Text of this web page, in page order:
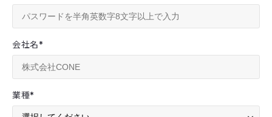
会社名*
業種*